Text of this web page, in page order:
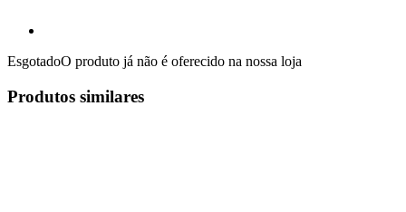
EsgotadoO produto já não é oferecido na nossa loja
Produtos similares